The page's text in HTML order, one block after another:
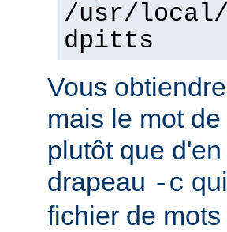
/usr/local/
dpitts
Vous
mais le mot
plutôt que
drapeau -c
fichier de